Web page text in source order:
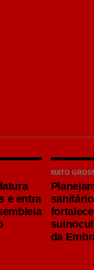
da Seleção
o Brasil pode
e entra
MATO
da